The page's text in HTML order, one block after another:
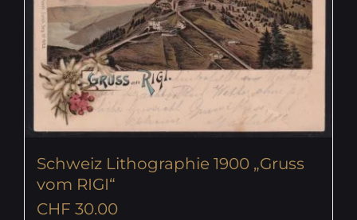
Schweiz Lithographie 1900 „Gruss
vom RIGI“
CHF 30.00